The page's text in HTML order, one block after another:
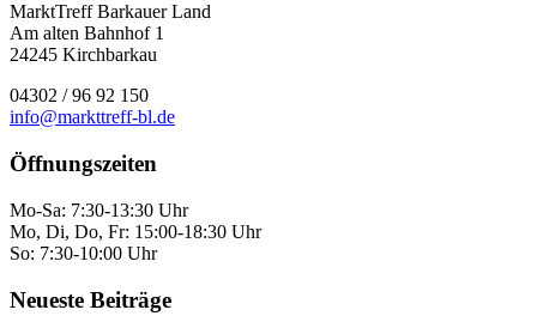
MarktTreff Barkauer Land
Am alten Bahnhof 1
24245 Kirchbarkau
04302 / 96 92 150
info@markttreff-bl.de
Öffnungszeiten
Mo-Sa: 7:30-13:30 Uhr
Mo, Di, Do, Fr: 15:00-18:30 Uhr
So: 7:30-10:00 Uhr
Neueste Beiträge